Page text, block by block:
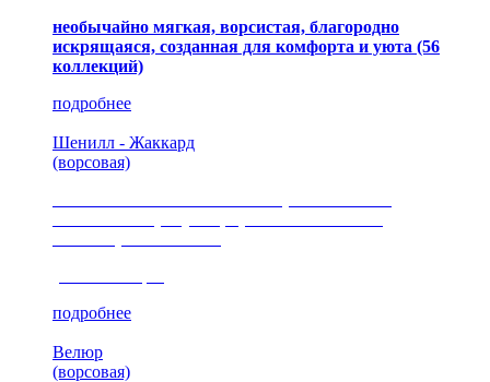
необычайно мягкая, ворсистая, благородно
искрящаяся, созданная для комфорта и уюта (56
коллекций)
подробнее
Шенилл - Жаккард
(ворсовая)
подробнее
Велюр
(ворсовая)